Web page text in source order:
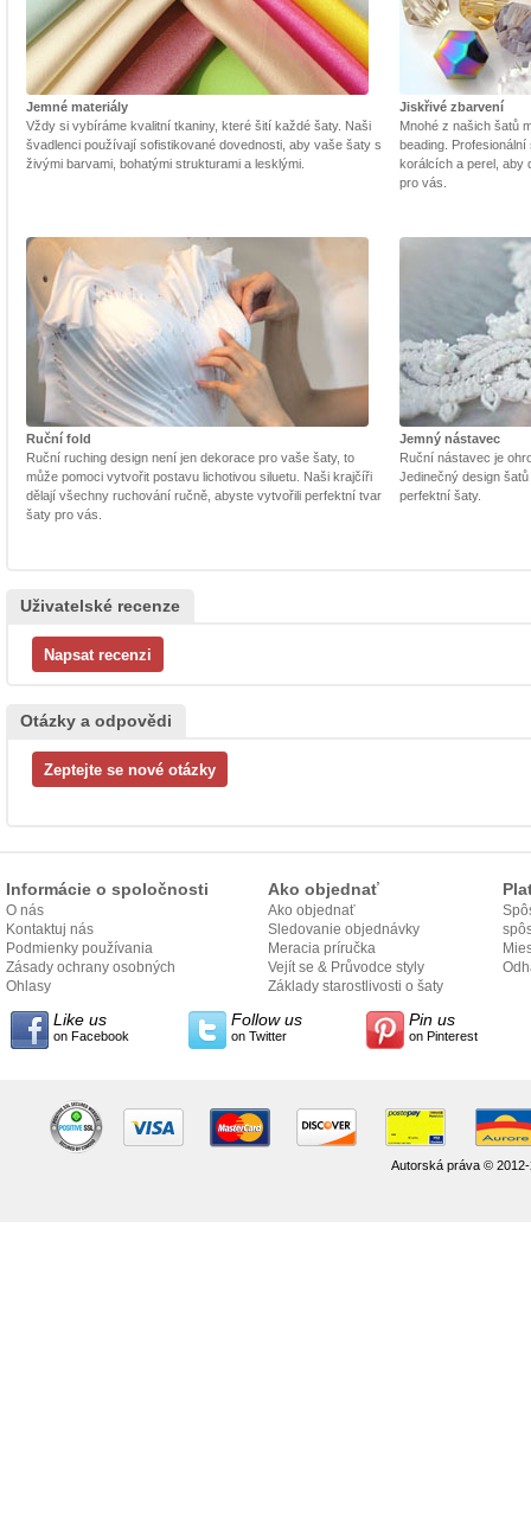
Jemné materiály
Vždy si vybíráme kvalitní tkaniny, které šití každé šaty. Naši
švadlenci používají sofistikované dovednosti, aby vaše šaty s
živými barvami, bohatými strukturami a lesklými.
Jiskřivé zbarvení
Mnohé z našich šatů
beading.
korálcích a perel, aby
pro vás.
Ruční fold
Ruční ruching design není jen dekorace pro vaše šaty, to
může pomoci vytvořit postavu lichotivou siluetu. Naši krajčíři
dělají všechny ruchování ručně, abyste vytvořili perfektní tvar
šaty pro vás.
Jemný nástavec
Ruční nástavec je
Jedinečný design
perfektní šaty.
Uživatelské recenze
Otázky a odpovědi
Informácie o spoločnosti
O nás
Kontaktuj nás
Podmienky používania
Zásady ochrany osobných
údajov
Ohlasy
Ako objednať
Ako objednať
Sledovanie objednávky
Meracia príručka
Vejít se & Průvodce styly
Základy starostlivosti o šaty
Like us
on Facebook
Follow us
on Twitter
Pin us
on Pinterest
Autorská práva ©